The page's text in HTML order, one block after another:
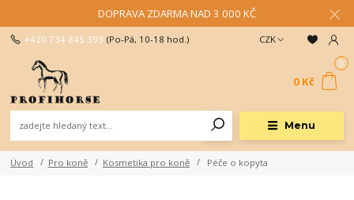
DOPRAVA ZDARMA NAD 3 000 KČ
Menu
CZK
+420 734 845 393 (Po-Pá, 10-18 hod.)
0
0 Kč
Úvod Pro koně Kosmetika pro koně Péče o kopyta